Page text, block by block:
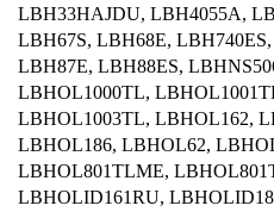
LBH33HAJDU, LBH4055A,
LBH67S, LBH68E,
LBH87E, LBH88ES,
LBHOL1000TL,
LBHOL1003TL, LBHOL162,
LBHOL186, LBHOL62,
LBHOL801TLME,
LBHOLID161RU,